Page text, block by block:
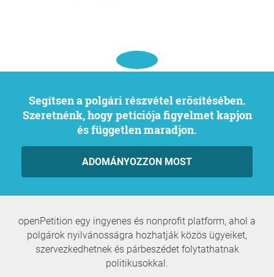
Segítsen a polgári részvétel erősítésében.
Szeretnénk, hogy petíciója figyelmet kapjon
és független maradjon.
ADOMÁNYOZZON MOST
openPetition egy ingyenes és nonprofit platform, ahol a
polgárok nyilvánosságra hozhatják közös ügyeiket,
szervezkedhetnek és párbeszédet folytathatnak
politikusokkal.